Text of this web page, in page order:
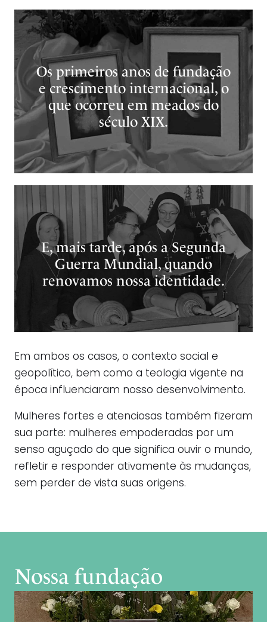
Os primeiros anos de fundação
e crescimento internacional, o
que ocorreu em meados do
século XIX.
E, mais tarde, após a Segunda
Guerra Mundial, quando
renovamos nossa identidade.
Em ambos os casos, o contexto social e
geopolítico, bem como a teologia vigente na
época influenciaram nosso desenvolvimento.
Mulheres fortes e atenciosas também fizeram
sua parte: mulheres empoderadas por um
senso aguçado do que significa ouvir o mundo,
refletir e responder ativamente às mudanças,
sem perder de vista suas origens.
Nossa fundação